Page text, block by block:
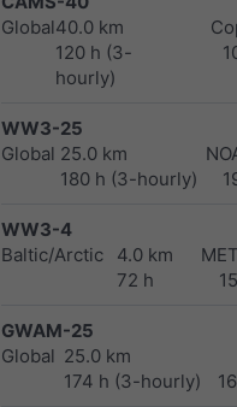
Global40.0 km
120 h (3-
hourly)
WW3-25
Global 25.0 km
180 h (3-hourly)
WW3-4
Baltic/Arctic
4.0 km
72 h
GWAM-25
Global 25.0 km
174 h (3-hourly)